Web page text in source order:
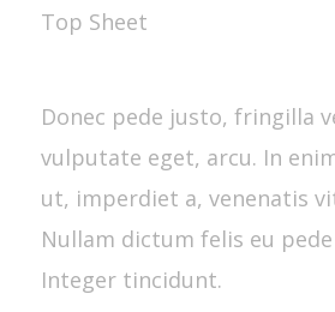
Top Sheet
Donec pede justo, fringilla
vulputate eget, arcu. In
ut, imperdiet a, venenatis
Nullam dictum felis eu
Integer tincidunt.